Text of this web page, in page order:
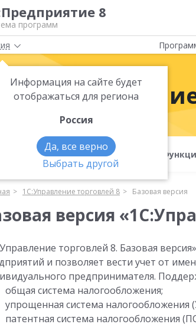
8
программ
Информация на сайте будет
отображаться для региона
Россия
Да, все верно
Выбрать другой
Базовая версия
1С:Управление торговлей 8 Базовая версия
версия
торговлей 8. Базовая
и позволяет вести учет от
предпринимателя.
общая система налогообложения;
упрощенная система налогообложения
патентная система налогообложения